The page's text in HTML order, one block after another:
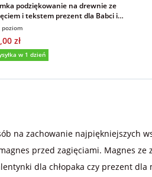
podziękowanie na drewnie ze
i tekstem prezent dla Babci i
poziom
zł
w 1 dzień
na zachowanie najpiękniejszych
przed zagięciami. Magnes
dla chłopaka czy prezent dla